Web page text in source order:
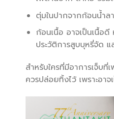
ตุ่มในปากจากก้อนน้ำ
ก้อนเนื้อ อาจเป็นเนื้อ
ประวัติการสูบบุหรี่จัด แ
สำหรับใครที่มีอาการเจ็
ควรปล่อยทิ้งไว้ เพราะอา